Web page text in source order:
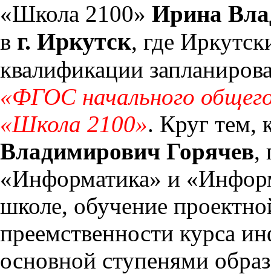
«Школа 2100» Ирина
в г. Иркутск, где
квалификации
«ФГОС начального
«Школа 2100». Круг тем,
Владимирович Горячев,
«Информатика» и
школе, обучение
преемственности курса
основной ступенями